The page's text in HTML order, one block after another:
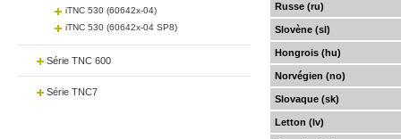
iTNC 530 (60642x-04)
iTNC 530 (60642x-04 SP8)
Série TNC 600
Série TNC7
Russe (ru)
Slovène (sl)
Hongrois (hu)
Norvégien (no)
Slovaque (sk)
Letton (lv)